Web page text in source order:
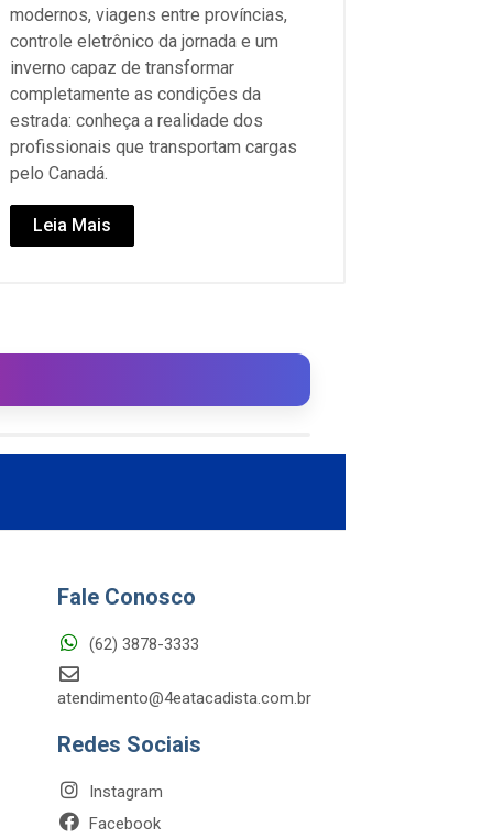
modernos, viagens entre províncias,
controle eletrônico da jornada e um
inverno capaz de transformar
completamente as condições da
estrada: conheça a realidade dos
profissionais que transportam cargas
pelo Canadá.
Leia Mais
Fale Conosco
(62) 3878-3333
atendimento@4eatacadista.com.br
Redes Sociais
Instagram
Facebook